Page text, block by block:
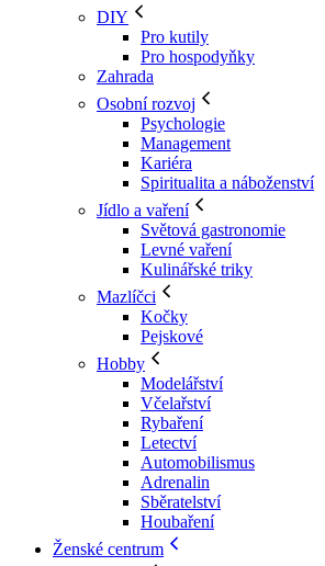
DIY
Pro kutily
Pro hospodyňky
Zahrada
Osobní rozvoj
Psychologie
Management
Kariéra
Spiritualita a náboženství
Jídlo a vaření
Světová gastronomie
Levné vaření
Kulinářské triky
Mazlíčci
Kočky
Pejskové
Hobby
Modelářství
Včelařství
Rybaření
Letectví
Automobilismus
Adrenalin
Sběratelství
Houbaření
Ženské centrum